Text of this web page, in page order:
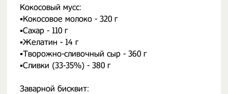
Кокосовый мусс:
▪️Кокосовое молоко - 320 г
▪️Сахар - 110 г
▪️Желатин - 14 г
▪️Творожно-сливочный сыр - 360 г
▪️Сливки (33-35%) - 380 г
Заварной бисквит: